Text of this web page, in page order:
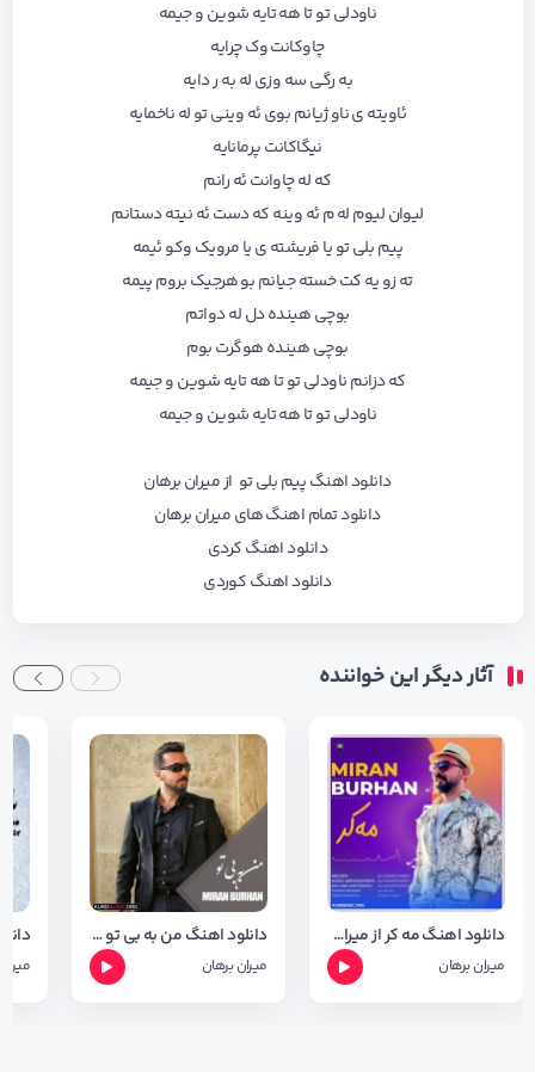
ناودلی تو تا هه تایه شوین و جیمه
چاوکانت وک چرایه
به رگی سه وزی له به ر دایه
ئاویته ی ناو ژیانم بوی ئه وینی تو له ناخمایه
نیگاکانت پرمانایه
که له چاوانت ئه رانم
لیوان لیوم له م ئه وینه که دست ئه نیته دستانم
پیم بلی تو یا فریشته ی یا مرویک وکو ئیمه
ته زو یه کت خسته جیانم بو هرجیک بروم پیمه
بوچی هینده دل له دواتم
بوچی هینده هوگرت بوم
که دزانم ناودلی تو تا هه تایه شوین و جیمه
ناودلی تو تا هه تایه شوین و جیمه
دانلود اهنگ پیم بلی تو از میران برهان
دانلود تمام اهنگ های میران برهان
دانلود اهنگ کردی
دانلود اهنگ کوردی
آثار دیگر این خواننده
دانلود اهنگ مه کر از میران برهان + شعر اهنگ
میران برهان
دانلود اهنگ من به بی تو از میران برهان + متن وشعر
میران برهان